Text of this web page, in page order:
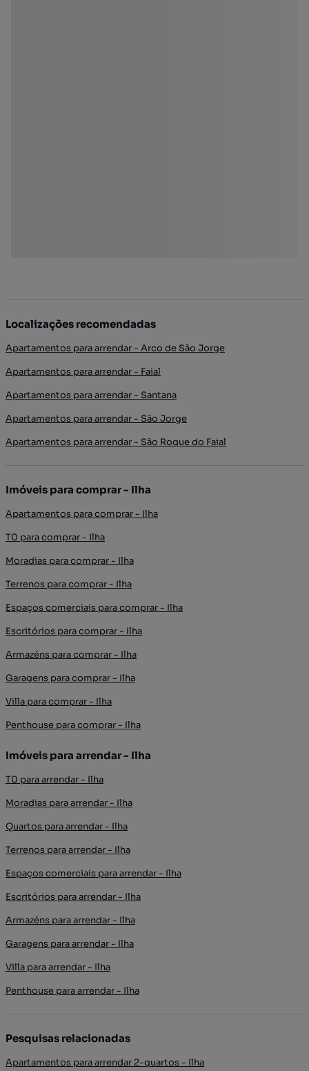
Localizações recomendadas
Apartamentos para arrendar - Arco de São Jorge
Apartamentos para arrendar - Faial
Apartamentos para arrendar - Santana
Apartamentos para arrendar - São Jorge
Apartamentos para arrendar - São Roque do Faial
Imóveis para comprar - Ilha
Apartamentos para comprar - Ilha
T0 para comprar - Ilha
Moradias para comprar - Ilha
Terrenos para comprar - Ilha
Espaços comerciais para comprar - Ilha
Escritórios para comprar - Ilha
Armazéns para comprar - Ilha
Garagens para comprar - Ilha
Villa para comprar - Ilha
Penthouse para comprar - Ilha
Imóveis para arrendar - Ilha
T0 para arrendar - Ilha
Moradias para arrendar - Ilha
Quartos para arrendar - Ilha
Terrenos para arrendar - Ilha
Espaços comerciais para arrendar - Ilha
Escritórios para arrendar - Ilha
Armazéns para arrendar - Ilha
Garagens para arrendar - Ilha
Villa para arrendar - Ilha
Penthouse para arrendar - Ilha
Pesquisas relacionadas
Apartamentos para arrendar 2-quartos - Ilha